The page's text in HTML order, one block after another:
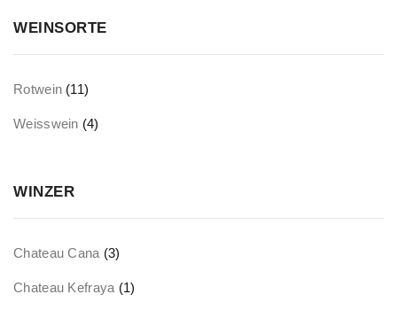
WEINSORTE
Rotwein (11)
Weisswein (4)
WINZER
Chateau Cana (3)
Chateau Kefraya (1)